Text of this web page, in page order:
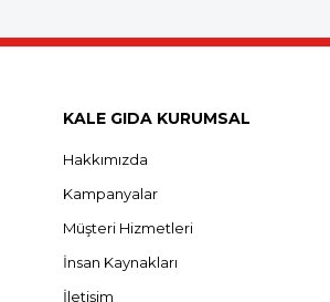
KALE GIDA KURUMSAL
Hakkımızda
Kampanyalar
Müşteri Hizmetleri
İnsan Kaynakları
İletişim